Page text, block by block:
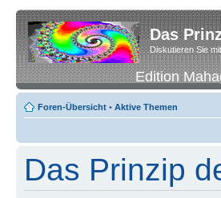
Das
Diskutieren Sie
Edition
Foren-Übersicht • Aktive Themen
Das Prinzip